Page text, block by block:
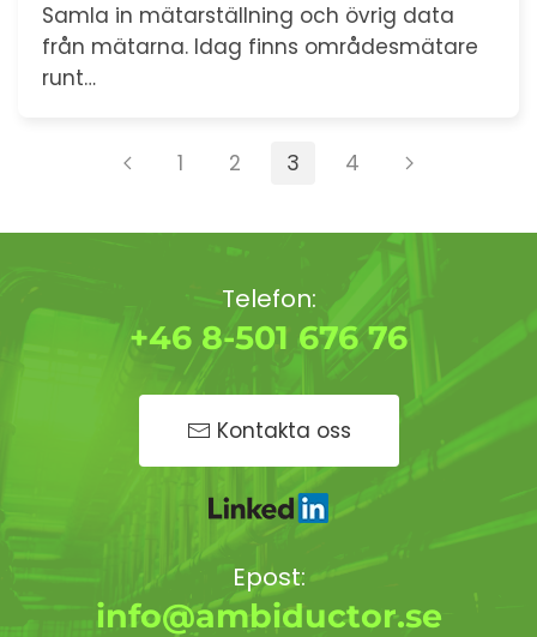
Samla in mätarställning och övrig data
från mätarna. Idag finns områdesmätare
runt…
1 2 3 4
Telefon:
+46 8-501 676 76
Kontakta oss
Epost:
info@ambiductor.se